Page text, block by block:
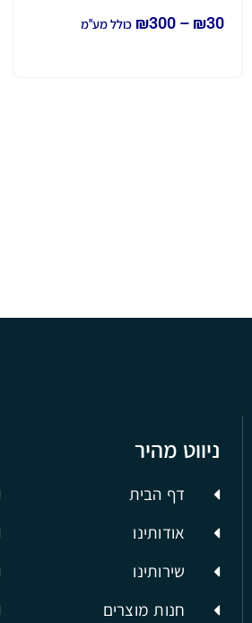
₪30
–
₪300 כולל מע"מ
ניווט מהיר
דף הבית
אודותינו
שירותינו
חנות מוצרים